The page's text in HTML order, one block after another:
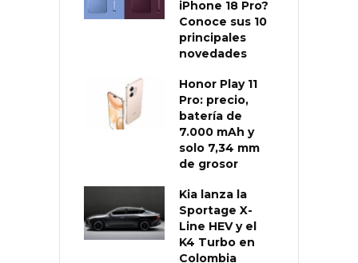
iPhone 18 Pro?
Conoce sus 10
principales
novedades
Honor Play 11
Pro: precio,
batería de
7.000 mAh y
solo 7,34 mm
de grosor
Kia lanza la
Sportage X-
Line HEV y el
K4 Turbo en
Colombia